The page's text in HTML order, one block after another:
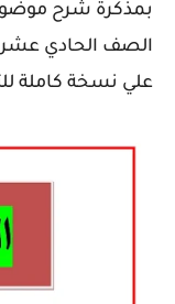
بمذكرة شرح موضوع
علي نسخة كاملة